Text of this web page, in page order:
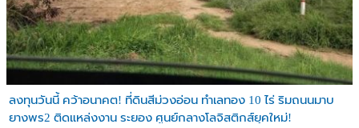
ลงทุนวันนี้ คว้าอนาคต! ที่ดินสีม่วงอ่อน ทำเลทอง 10 ไร่ ริมถนนมาบ
ยางพร2 ติดแหล่งงาน ระยอง ศูนย์กลางโลจิสติกส์ยุคใหม่!